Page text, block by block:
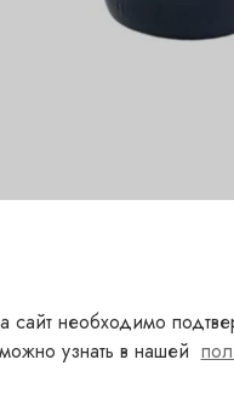
сайт необходимо
узнать в нашей